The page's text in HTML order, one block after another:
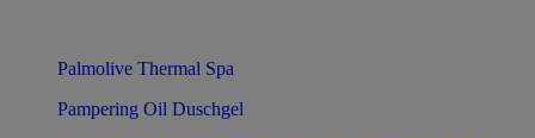
Palmolive Thermal Spa
Pampering Oil Duschgel